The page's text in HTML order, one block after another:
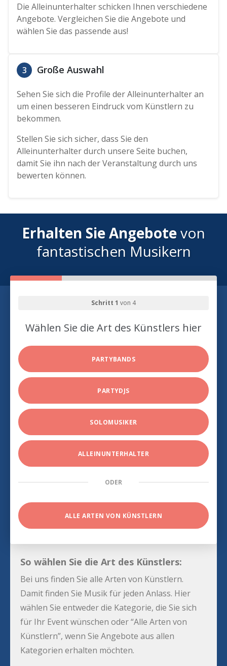
Die Alleinunterhalter schicken Ihnen verschiedene
Angebote. Vergleichen Sie die Angebote und
wählen Sie das passende aus!
3 Große Auswahl
Sehen Sie sich die Profile der Alleinunterhalter an
um einen besseren Eindruck vom Künstlern zu
bekommen.
Stellen Sie sich sicher, dass Sie den
Alleinunterhalter durch unsere Seite buchen,
damit Sie ihn nach der Veranstaltung durch uns
bewerten können.
Erhalten Sie Angebotevon
fantastischen Musikern
Schritt 1 von 4
Wählen Sie die Art des Künstlers hier
PARTYBANDS
PARTYDJS
SOLOMUSIKER
ALLEINUNTERHALTER
ODER
ALLE ARTEN VON KÜNSTLERN
So wählen Sie die Art des Künstlers:
Bei uns finden Sie alle Arten von Künstlern.
Damit finden Sie Musik für jeden Anlass. Hier
wählen Sie entweder die Kategorie, die Sie sich
für Ihr Event wünschen oder “Alle Arten von
Künstlern”, wenn Sie Angebote aus allen
Kategorien erhalten möchten.